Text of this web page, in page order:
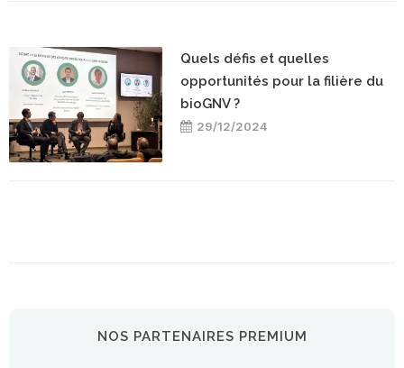
Quels défis et quelles
opportunités pour la filière du
bioGNV ?
29/12/2024
NOS PARTENAIRES PREMIUM